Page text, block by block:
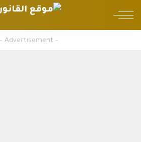
– Advertisement –